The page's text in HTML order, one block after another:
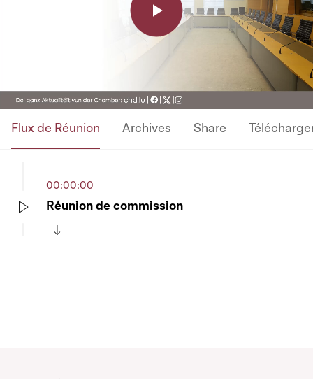
Play
Flux de Réunion Archives Share
00:00:00
Réunion de commission